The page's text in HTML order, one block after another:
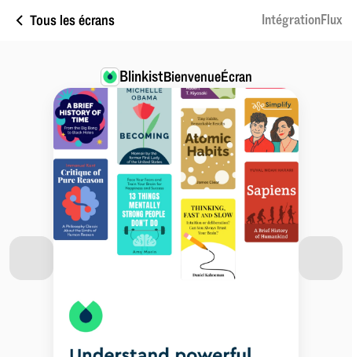
Tous les écrans IntégrationFlux
BlinkistBienvenueÉcran